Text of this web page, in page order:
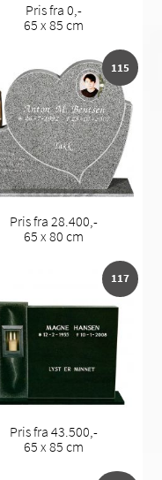
Pris fra 0,-
65 x 85 cm
115
Pris fra 28.400,-
65 x 80 cm
117
Pris fra 43.500,-
65 x 85 cm